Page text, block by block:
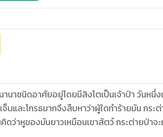
าชนิดอาศัยอยู่โดยมีสิงโตเป็นเจ้าป่า วันหนึ่
บและโกรธมากจึงสืบหาว่าผู้ใดทำร้ายมัน กระ
ดว่าหูของมันยาวเหมือนเขาสัตว์ กระต่ายป่าจ